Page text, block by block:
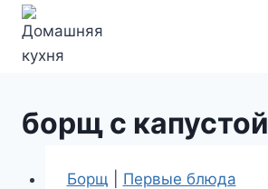
Перейти
содержимому
борщ с капустой
Борщ Первые блюда